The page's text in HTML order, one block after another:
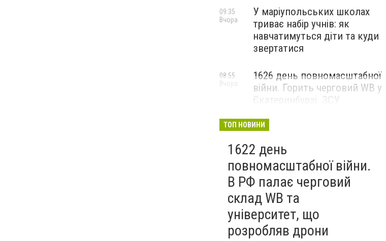
У маріупольських школах
триває набір учнів: як
навчатимуться діти та куди
звертатися
09:35
Вчора
1626 день повномасштабної
війни. Горить черговий WB у
Єкатеринбурзі. ЗСУ
Маріуполі
08:55
Вчора
ТОП НОВИНИ
1622 день
повномасштабної війни.
В РФ палає черговий
склад WB та
університет, що
розробляв дрони